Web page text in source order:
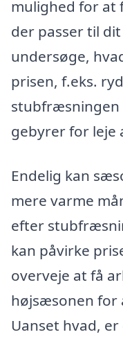
mulighed for at
der passer til
undersøge,
prisen, f.eks.
stubfræsningen
gebyrer for leje
Endelig kan
mere varme
efter
kan påvirke
overveje at få
højsæsonen for
Uanset hvad,